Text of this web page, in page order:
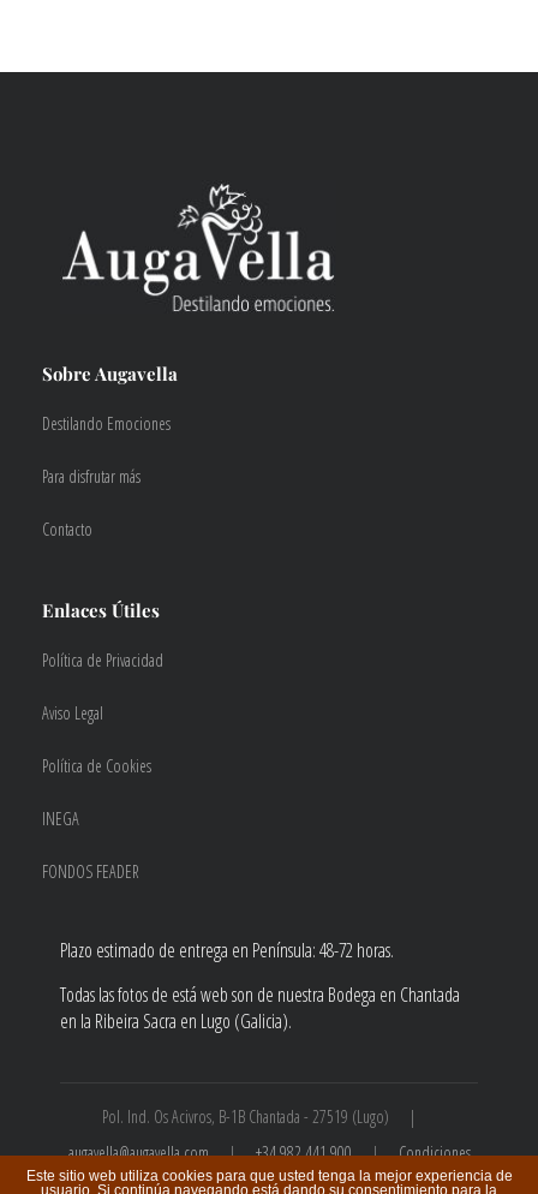
Sobre Augavella
Destilando Emociones
Para disfrutar más
Contacto
Enlaces Útiles
Política de Privacidad
Aviso Legal
Política de Cookies
INEGA
FONDOS FEADER
Plazo estimado de entrega en Península: 48-72 horas.
Todas las fotos de está web son de nuestra Bodega en Chantada
en la Ribeira Sacra en Lugo (Galicia).
Pol. Ind. Os Acivros, B-1B Chantada - 27519 (Lugo) |
augavella@augavella.com|+34 982 441 900|Condiciones
de compra
Este sitio web utiliza cookies para que usted tenga la mejor experiencia de
usuario. Si continúa navegando está dando su consentimiento para la